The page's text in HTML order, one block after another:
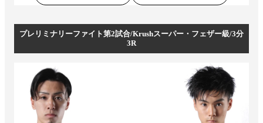
プレリミナリーファイト第2試合/Krushスーパー・フェザー級/3分
3R